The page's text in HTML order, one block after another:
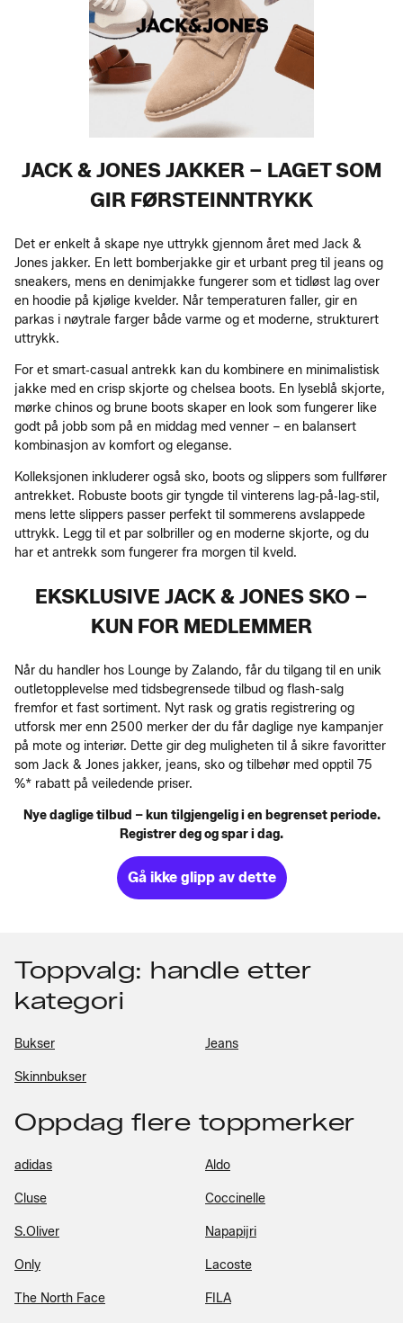
JACK & JONES JAKKER – LAGET SOM
GIR FØRSTEINNTRYKK
Det er enkelt å skape nye uttrykk gjennom året med Jack &
Jones jakker. En lett bomberjakke gir et urbant preg til jeans og
sneakers, mens en denimjakke fungerer som et tidløst lag over
en hoodie på kjølige kvelder. Når temperaturen faller, gir en
parkas i nøytrale farger både varme og et moderne, strukturert
uttrykk.
For et smart‑casual antrekk kan du kombinere en minimalistisk
jakke med en crisp skjorte og chelsea boots. En lyseblå skjorte,
mørke chinos og brune boots skaper en look som fungerer like
godt på jobb som på en middag med venner – en balansert
kombinasjon av komfort og eleganse.
Kolleksjonen inkluderer også sko, boots og slippers som fullfører
antrekket. Robuste boots gir tyngde til vinterens lag‑på‑lag‑stil,
mens lette slippers passer perfekt til sommerens avslappede
uttrykk. Legg til et par solbriller og en moderne skjorte, og du
har et antrekk som fungerer fra morgen til kveld.
EKSKLUSIVE JACK & JONES SKO –
KUN FOR MEDLEMMER
Når du handler hos Lounge by Zalando, får du tilgang til en unik
outletopplevelse med tidsbegrensede tilbud og flash-salg
fremfor et fast sortiment. Nyt rask og gratis registrering og
utforsk mer enn 2500 merker der du får daglige nye kampanjer
på mote og interiør. Dette gir deg muligheten til å sikre favoritter
som Jack & Jones jakker, jeans, sko og tilbehør med opptil 75
%* rabatt på veiledende priser.
Nye daglige tilbud – kun tilgjengelig i en begrenset periode.
Registrer deg og spar i dag.
Gå ikke glipp av dette
Toppvalg: handle etter
kategori
Bukser Jeans
Skinnbukser
Oppdag flere toppmerker
adidas Aldo
Cluse Coccinelle
S.Oliver Napapijri
Only Lacoste
The North Face FILA